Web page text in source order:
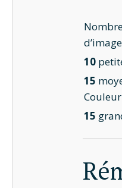
10
15
Couleur
15